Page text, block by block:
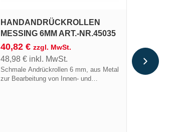
HANDANDRÜCKROLLEN
MESSING 6MM ART.-NR.45035
40,82 € zzgl. MwSt.
48,98 € inkl. MwSt.
Schmale Andrückrollen 6 mm, aus Metal
zur Bearbeitung von Innen- und
FÜR
36,30